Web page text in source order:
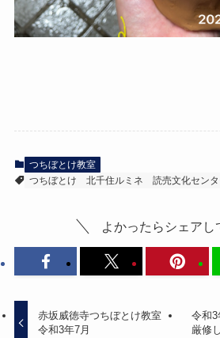
つちぼとけ教室
つちぼとけ
北千住ルミネ 読売文化セン
よかったらシェアし
赤坂威徳寺つちぼとけ教室
令和3年7月
令和3
厳修